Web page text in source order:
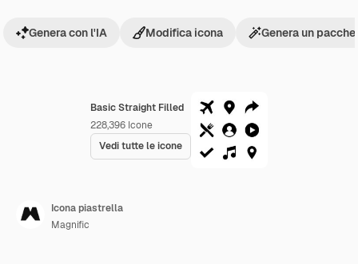
Basic Straight Filled
228,396 Icone
Vedi tutte le icone
Genera con l'IA Modifica icona Genera un
Icona piastrella
Magnific